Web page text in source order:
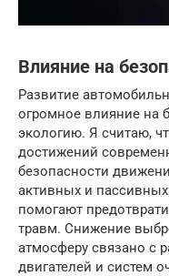
Влияние на
Развитие
огромное влияние на
экологию. Я считаю,
достижений
безопасности
активных и
помогают
травм. Снижение
атмосферу связано с
двигателей и систем